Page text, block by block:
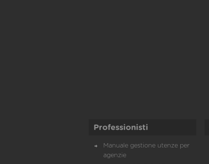
Professionisti
Manuale gestione utenze per
agenzie